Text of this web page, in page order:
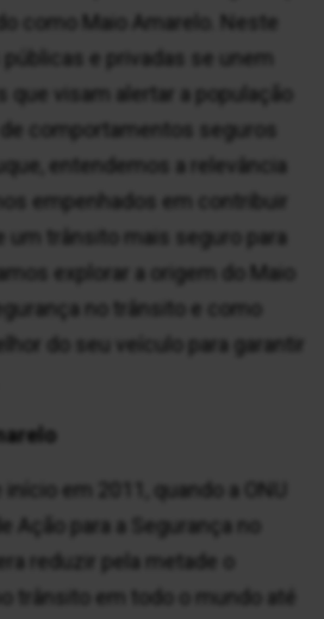
como Maio Amarelo. Neste
e privadas se unem
visam alertar a população
comportamentos seguros
entendemos a relevância
empenhados em contribuir
um trânsito mais seguro para
explorar a origem do Maio
no trânsito e como
do seu veículo para garantir
início em 2011, quando a ONU
Ação para a Segurança no
reduzir pela metade o
trânsito em todo o mundo até